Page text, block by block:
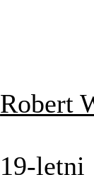
Robert
19-